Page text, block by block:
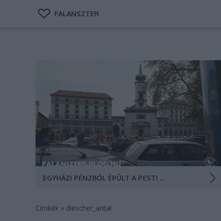
FALANSZTER
Közép-Európa első egyházi finanszírozású
bevásárlóközpontját 1913-ban kezdték el építeni
Budapesten. Az üzletházra elkülönített milliókat a
reformátusok végül is a Trianon elől a fővárosba
menekülő magyarok megsegítésére használták fel.
Ilyen lenne a Kálvin Center napjainkban (Grafika:…
EGYHÁZI PÉNZBŐL ÉPÜLT A PESTI KÁLVIN-PLÁZA: MAMMON VAGY ISTEN SZOLGÁLATÁBAN?
Címkék » diescher_antal